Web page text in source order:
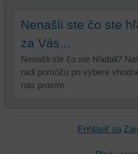
Nenašli ste čo ste
za Vás...
Nenašli ste čo ste hľadali?
radi pomôžu pri výbere
nás prosím.
Prihlásiť sa
zdroje
strán,
widgety
atď.